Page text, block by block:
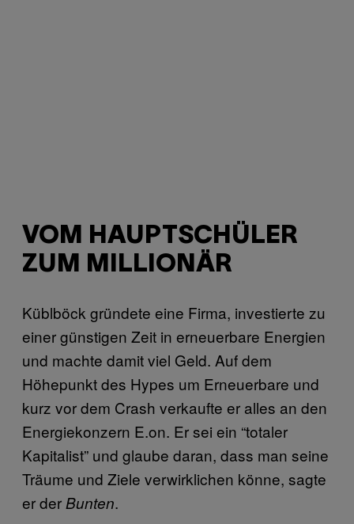
VOM HAUPTSCHÜLER
ZUM MILLIONÄR
Küblböck gründete eine Firma, investierte zu
einer günstigen Zeit in erneuerbare Energien
und machte damit viel Geld. Auf dem
Höhepunkt des Hypes um Erneuerbare und
kurz vor dem Crash verkaufte er alles an den
Energiekonzern E.on. Er sei ein “totaler
Kapitalist” und glaube daran, dass man seine
Träume und Ziele verwirklichen könne, sagte
er der Bunten.